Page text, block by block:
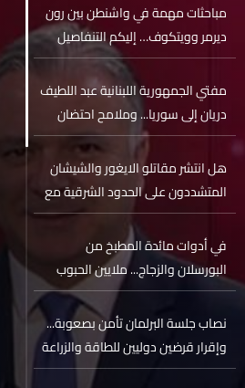
مباحثات مهمة في واشنطن بين رون
ديرمر وويتكوف… إليكم التنفاصيل
مفتي الجمهورية اللبنانية عبد اللطيف
دريان إلى سوريا... وملامح احتضان
سنيّ في الأفق
هل انتشر مقاتلو الايغور والشيشان
المتشددون على الحدود الشرقية مع
لبنان؟
في أدوات مائدة المطبخ من
البورسلان والزجاج... ملايين الحبوب
المخدرة
نصاب جلسة البرلمان تأمن بصعوبة...
وإقرار قرضين دوليين للطاقة والزراعة